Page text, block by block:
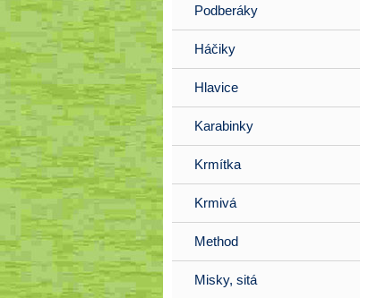
Podberáky
Háčiky
Hlavice
Karabinky
Krmítka
Krmivá
Method
Misky, sitá